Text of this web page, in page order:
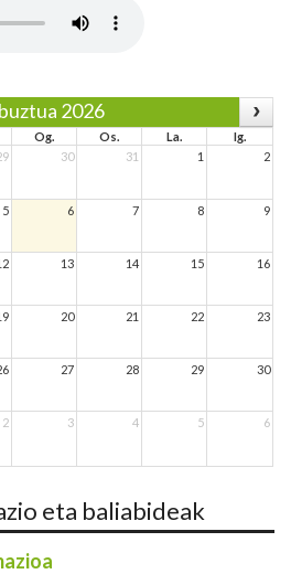
2026
Og. Os. La.
Ig.
30 31 1 2
5 6 7 8 9
13 14 15 16
20 21 22 23
27 28 29 30
2 3 4 5 6
eta baliabideak